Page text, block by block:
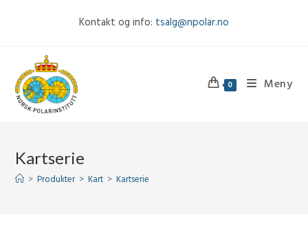
Kontakt og info: tsalg@npolar.no
0 Meny
Kartserie
> Produkter > Kart > Kartserie